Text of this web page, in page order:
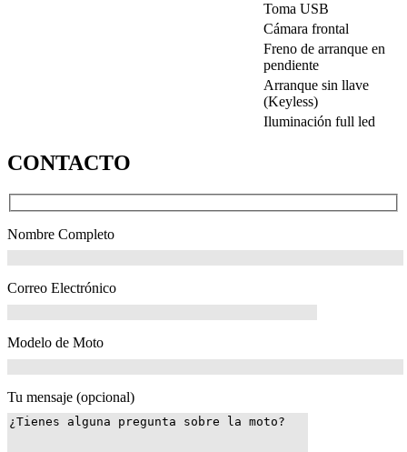
Toma USB
Cámara frontal
Freno de arranque en
pendiente
Arranque sin llave
(Keyless)
Iluminación full led
CONTACTO
Nombre Completo
Correo Electrónico
Modelo de Moto
Tu mensaje (opcional)